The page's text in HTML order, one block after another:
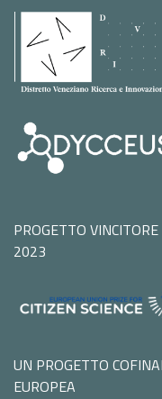
PROGETTO
2023
UN PROGETTO
EUROPEA